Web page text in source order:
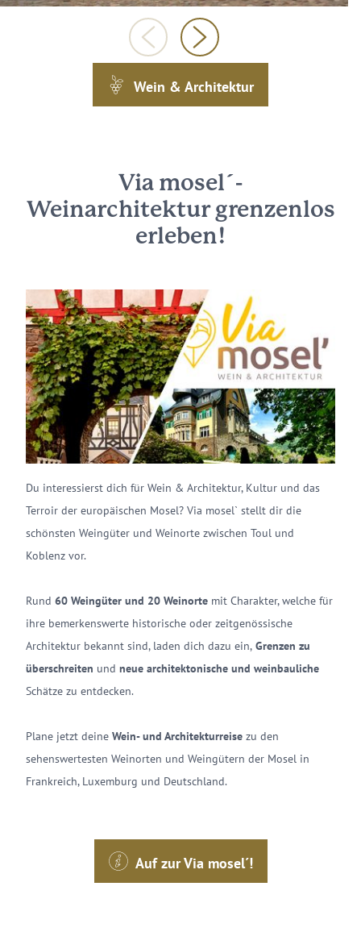
Wein & Architektur
Via mosel´-
Weinarchitektur grenzenlos
erleben!
Du interessierst dich für Wein & Architektur, Kultur und das
Terroir der europäischen Mosel? Via mosel` stellt dir die
schönsten Weingüter und Weinorte zwischen Toul und
Koblenz vor.
Rund 60 Weingüter und 20 Weinorte mit Charakter, welche für
ihre bemerkenswerte historische oder zeitgenössische
Architektur bekannt sind, laden dich dazu ein, Grenzen zu
überschreiten und neue architektonische und weinbauliche
Schätze zu entdecken.
Plane jetzt deine Wein- und Architekturreise zu den
sehenswertesten Weinorten und Weingütern der Mosel in
Frankreich, Luxemburg und Deutschland.
Auf zur Via mosel´!